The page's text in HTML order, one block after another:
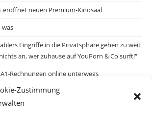
Zustimmung
eröffnet neuen Premium-Kinosaal
was
Eingriffe in die Privatsphäre gehen zu weit
an, wer zuhause auf YouPorn & Co surft!“
Rechnungen online unterwegs
ihre Sicherheit: „Erst nach einem Anschlag wäre